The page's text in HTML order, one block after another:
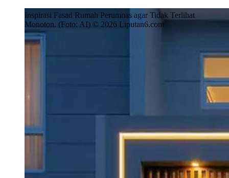
Inspirasi Fasad Rumah Perumnas agar Tidak Terlihat
Monoton. (Foto: AI) © 2026 Liputan6.com